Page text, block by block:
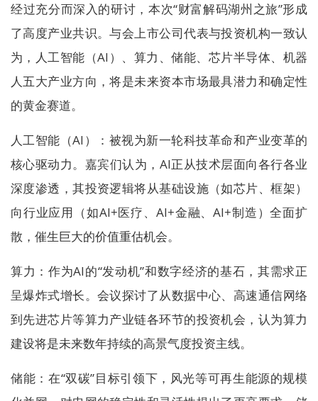
经过充分而深入的研讨，本次“财富解码湖州之旅”形成
了高度产业共识。与会上市公司代表与投资机构一致认
为，人工智能（AI）、算力、储能、芯片半导体、机器
人五大产业方向，将是未来资本市场最具潜力和确定性
的黄金赛道。
人工智能（AI）：被视为新一轮科技革命和产业变革的
核心驱动力。嘉宾们认为，AI正从技术层面向各行各业
深度渗透，其投资逻辑将从基础设施（如芯片、框架）
向行业应用（如AI+医疗、AI+金融、AI+制造）全面扩
散，催生巨大的价值重估机会。
算力：作为AI的“发动机”和数字经济的基石，其需求正
呈爆炸式增长。会议探讨了从数据中心、高速通信网络
到先进芯片等算力产业链各环节的投资机会，认为算力
建设将是未来数年持续的高景气度投资主线。
储能：在“双碳”目标引领下，风光等可再生能源的规模